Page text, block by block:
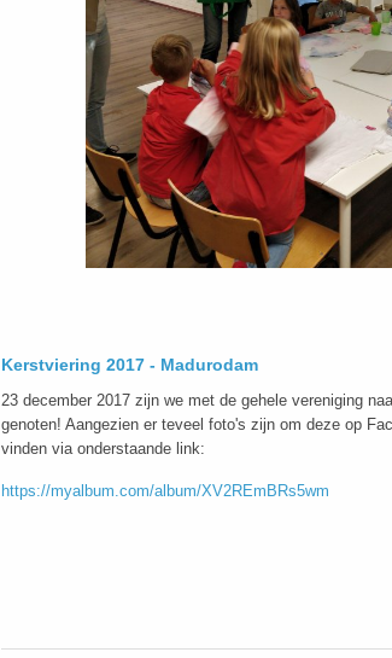
Kerstviering 2017 - Madurodam
23 december 2017 zijn we met de gehele vereniging
genoten! Aangezien er teveel foto's zijn om deze op
vinden via onderstaande link:
https://myalbum.com/album/XV2REmBRs5wm